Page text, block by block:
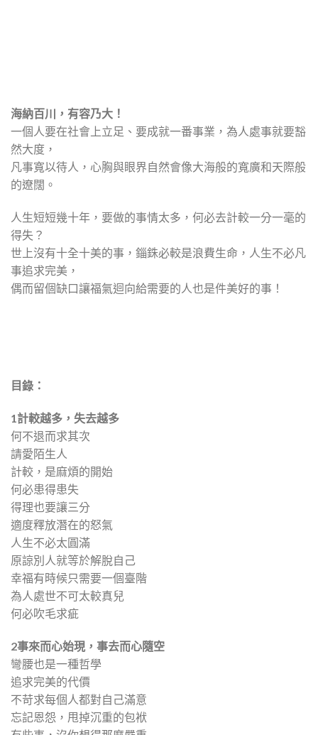
海納百川，有容乃大！
一個人要在社會上立足、要成就一番事業，為人處事就要豁
然大度，
凡事寬以待人，心胸與眼界自然會像大海般的寬廣和天際般
的遼闊。
人生短短幾十年，要做的事情太多，何必去計較一分一毫的
得失？
世上沒有十全十美的事，錙銖必較是浪費生命，人生不必凡
事追求完美，
偶而留個缺口讓福氣迴向給需要的人也是件美好的事！
目錄：
1計較越多，失去越多
何不退而求其次
請愛陌生人
計較，是麻煩的開始
何必患得患失
得理也要讓三分
適度釋放潛在的怒氣
人生不必太圓滿
原諒別人就等於解脫自己
幸福有時候只需要一個臺階
為人處世不可太較真兒
何必吹毛求疵
2事來而心始現，事去而心隨空
彎腰也是一種哲學
追求完美的代價
不苛求每個人都對自己滿意
忘記恩怨，甩掉沉重的包袱